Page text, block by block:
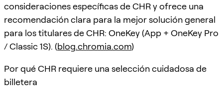
consideraciones específicas de CHR y ofrece una
recomendación clara para la mejor solución general
para los titulares de CHR: OneKey (App + OneKey Pro
/ Classic 1S). (blog.chromia.com)
Por qué CHR requiere una selección cuidadosa de
billetera